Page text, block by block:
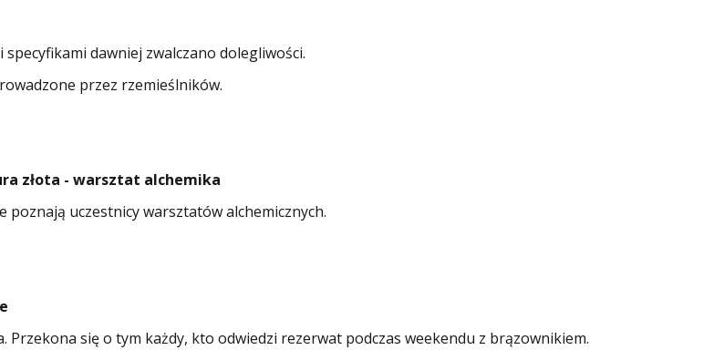
dawniej zwalczano dolegliwości.
przez rzemieślników.
złota - warsztat alchemika
poznają uczestnicy warsztatów alchemicznych.
się o tym każdy, kto odwiedzi rezerwat podczas weekendu z brązownikiem.